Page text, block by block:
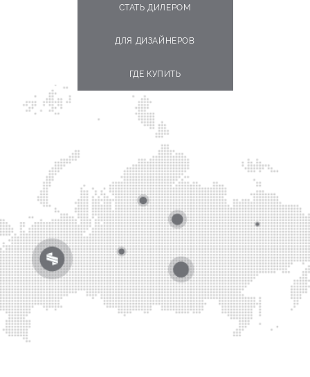
СТАТЬ ДИЛЕРОМ
ДЛЯ ДИЗАЙНЕРОВ
ГДЕ КУПИТЬ